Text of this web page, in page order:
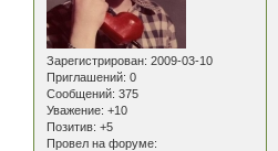
Зарегистрирован: 2009-03-10
Приглашений: 0
Сообщений: 375
Уважение: +10
Позитив: +5
Провел на форуме: